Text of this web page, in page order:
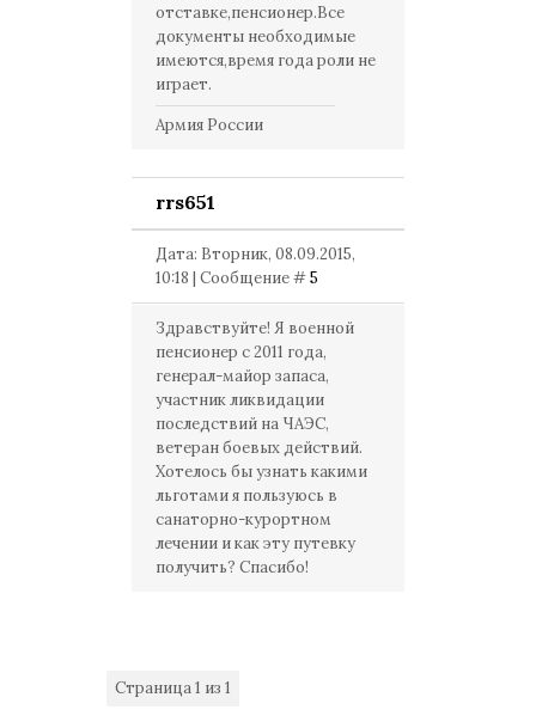
отставке,пенсионер.Все
документы необходимые
имеются,время года роли не
играет.
Армия России
rrs651
Дата: Вторник, 08.09.2015,
10:18 | Сообщение #5
Здравствуйте! Я военной
пенсионер с 2011 года,
генерал-майор запаса,
участник ликвидации
последствий на ЧАЭС,
ветеран боевых действий.
Хотелось бы узнать какими
льготами я пользуюсь в
санаторно-курортном
лечении и как эту путевку
получить? Спасибо!
Страница1 из 1